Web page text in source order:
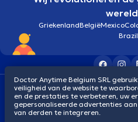
GriekenlandBelgiëMexico
Algemene voorwaarden
© 2026
Doctor Anytime Belgium SRL
veiligheid van de website te
en de prestaties te verbeteren, uw
gepersonaliseerde advertenties
van derden te integreren.